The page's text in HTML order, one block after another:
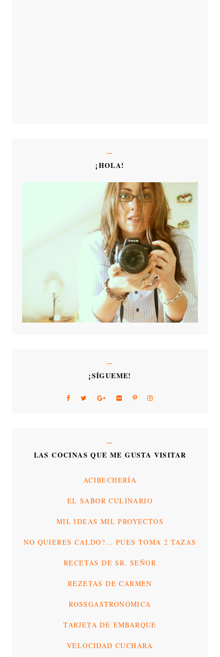
¡HOLA!
¡SÍGUEME!
LAS COCINAS QUE ME GUSTA VISITAR
ACIBECHERÍA
EL SABOR CULINARIO
MIL IDEAS MIL PROYECTOS
NO QUIERES CALDO?... PUES TOMA 2 TAZAS
RECETAS DE SR. SEÑOR
REZETAS DE CARMEN
ROSSGASTRONÓMICA
TARJETA DE EMBARQUE
VELOCIDAD CUCHARA